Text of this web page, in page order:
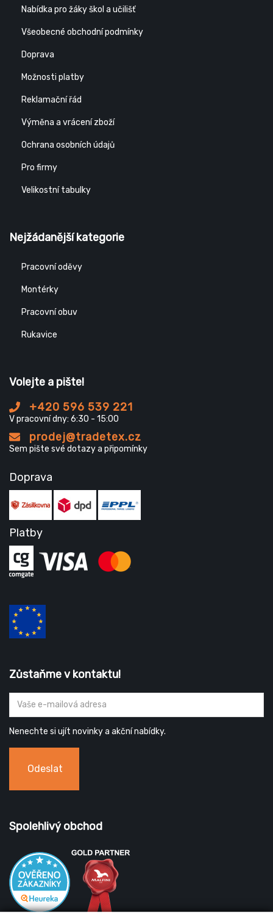
Nabídka pro žáky škol a učilišť
Všeobecné obchodní podmínky
Doprava
Možnosti platby
Reklamační řád
Výměna a vrácení zboží
Ochrana osobních údajů
Pro firmy
Velikostní tabulky
Nejžádanější kategorie
Pracovní oděvy
Montérky
Pracovní obuv
Rukavice
Volejte a pište!
+420 596 539 221
V pracovní dny: 6:30 - 15:00
prodej@tradetex.cz
Sem pište své dotazy a připomínky
Doprava
Platby
Zůstaňme v kontaktu!
Nenechte si ujít novinky a akční nabídky.
Odeslat
Spolehlivý obchod